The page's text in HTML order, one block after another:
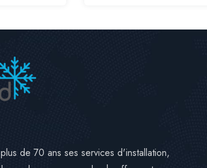
de 70 ans ses services d'installation,